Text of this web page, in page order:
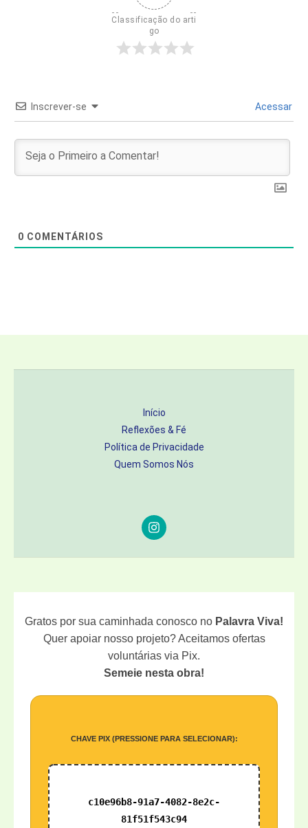
Classificação do arti
go
Inscrever-se Acessar
0 COMENTÁRIOS
Início
Reflexões & Fé
Política de Privacidade
Quem Somos Nós
Gratos por sua caminhada conosco no Palavra Viva!
Quer apoiar nosso projeto? Aceitamos ofertas
voluntárias via Pix.
Semeie nesta obra!
CHAVE PIX (PRESSIONE PARA SELECIONAR):
c10e96b8-91a7-4082-8e2c-
81f51f543c94